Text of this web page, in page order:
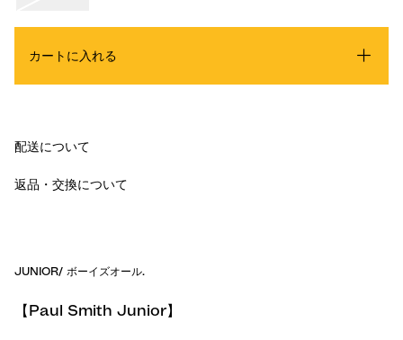
カートに入れる
配送について
返品・交換について
JUNIOR/ ボーイズオール.
【Paul Smith Junior】